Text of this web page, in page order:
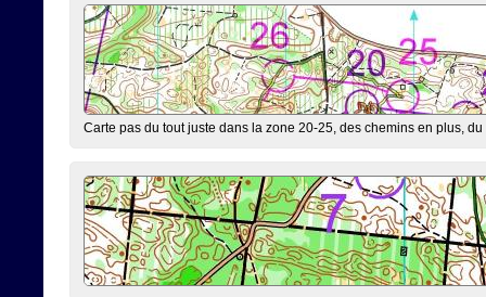
Carte pas du tout juste dans la zone 20-25, des chemins en plus,